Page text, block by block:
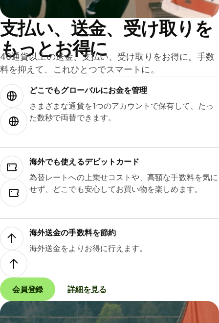
支払い、送金、受け取りを
もっとお得に
40通貨以上の送金、支払い、受け取りをお得に。手数
料を抑えて、これひとつでスマートに。
どこでもグ⁠ロ⁠ー⁠バ⁠ルにお金を管理
さまざまな通貨を1つのアカウントで保有して、たっ
た数秒で両替できます。
海外でも使えるデビットカード
為替レートへの上乗せコストや、高額な手数料を気に
せず、どこでも安心してお買い物を楽しめます。
海外送金の手数料を節約
海外送金をよりお得に行えます。
会員登録 詳細を見る